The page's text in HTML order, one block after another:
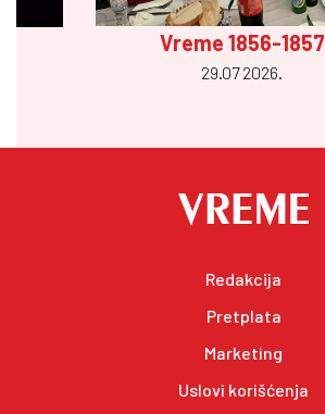
Vreme 1856-1857
29.07 2026.
Redakcija
Pretplata
Marketing
Uslovi korišćenja